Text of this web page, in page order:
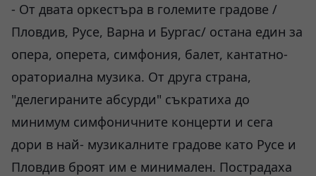
- От двата оркестъра в големите градове /
Пловдив, Русе, Варна и Бургас/ остана един за
опера, оперета, симфония, балет, кантатно-
ораториална музика. От друга страна,
"делегираните абсурди" съкратиха до
минимум симфоничните концерти и сега
дори в най- музикалните градове като Русе и
Пловдив броят им е минимален. Пострадаха